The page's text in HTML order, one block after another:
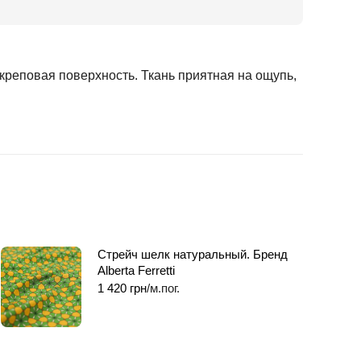
поверхность. Ткань приятная на ощупь,
Стрейч шелк натуральный. Бренд
Alberta Ferretti
1 420 грн/м.пог.